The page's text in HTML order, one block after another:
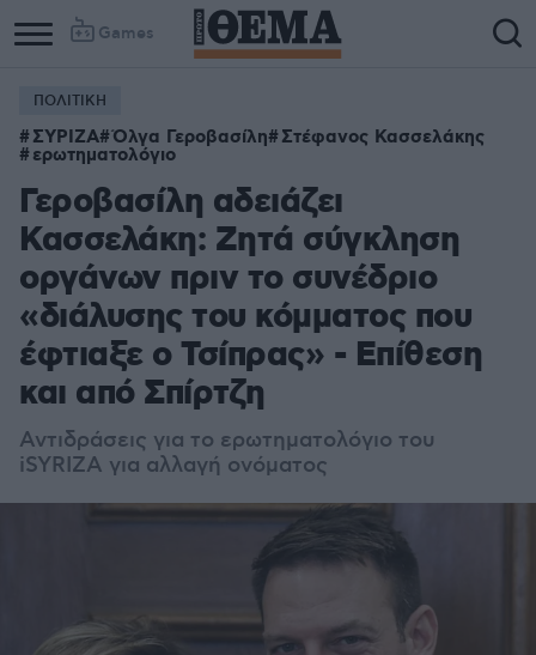
Games
ΠΟΛΙΤΙΚΗ
ΣΥΡΙΖΑ Όλγα Γεροβασίλη Στέφανος Κασσελάκης
ερωτηματολόγιο
Γεροβασίλη αδειάζει
Κασσελάκη: Ζητά σύγκληση
οργάνων πριν το συνέδριο
«διάλυσης του κόμματος που
έφτιαξε ο Τσίπρας» - Επίθεση
και από Σπίρτζη
Αντιδράσεις για το ερωτηματολόγιο του
iSYRIZA για αλλαγή ονόματος